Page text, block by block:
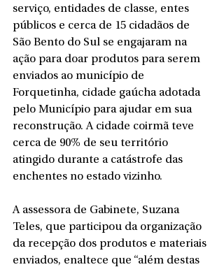
serviço, entidades de classe, entes
públicos e cerca de 15 cidadãos de
São Bento do Sul se engajaram na
ação para doar produtos para serem
enviados ao município de
Forquetinha, cidade gaúcha adotada
pelo Município para ajudar em sua
reconstrução. A cidade coirmã teve
cerca de 90% de seu território
atingido durante a catástrofe das
enchentes no estado vizinho.
A assessora de Gabinete, Suzana
Teles, que participou da organização
da recepção dos produtos e materiais
enviados, enaltece que “além destas